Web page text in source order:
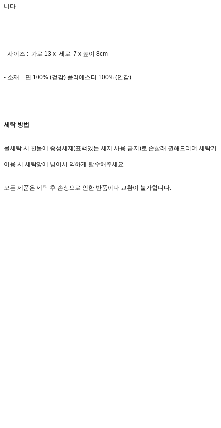
니다.
- 사이즈 : 가로 13 x 세로 7 x 높이 8cm
- 소재 : 면 100% (겉감) 폴리에스터 100% (안감)
세탁 방법
물세탁 시 찬물에 중성세제(표백있는 세제 사용 금지)로 손빨래 권해드리며 세탁기
이용 시 세탁망에 넣어서 약하게 탈수해주세요.
모든 제품은 세탁 후 손상으로 인한 반품이나 교환이 불가합니다.